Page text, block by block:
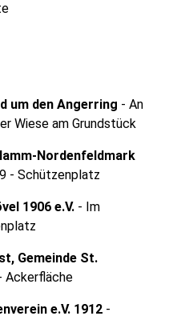
um den Angerring - An
Wiese am Grundstück
Nordenfeldmark
- Schützenplatz
1906 e.V. - Im
Gemeinde St.
Ackerfläche
e.V. 1912 -